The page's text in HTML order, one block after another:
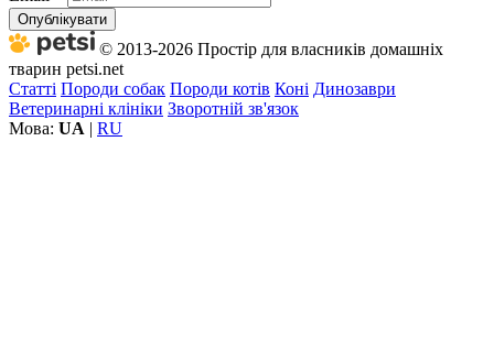
Опублікувати
© 2013-2026 Простір для власників домашніх
тварин petsi.net
Статті Породи собак Породи котів Коні Динозаври
Ветеринарні клініки Зворотній зв'язок
Мова: UA | RU